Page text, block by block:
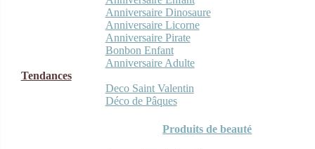
Anniversaire Dinosaure
Anniversaire Licorne
Anniversaire Pirate
Bonbon Enfant
Anniversaire Adulte
Tendances
Deco Saint Valentin
Déco de Pâques
Produits de beauté